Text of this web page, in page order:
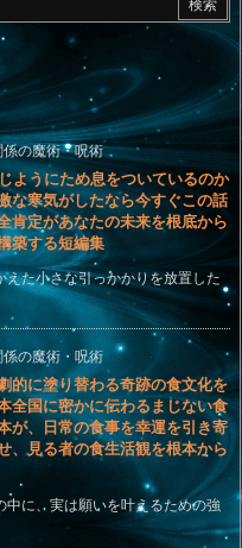
の魔術・呪術
ようにため息をついているのか
な寒気がしたなら今すぐこの話
肯定があなたの未来を根底から
築する短編集
た小さな引っかかりを放置した
の魔術・呪術
的に塗り替わる奇跡の食文化を
全国に密かに伝わるまじない食
が、日常の食事を幸運を引き寄
、見る者の食生活観を根本から
に、実は願いを叶えるための強